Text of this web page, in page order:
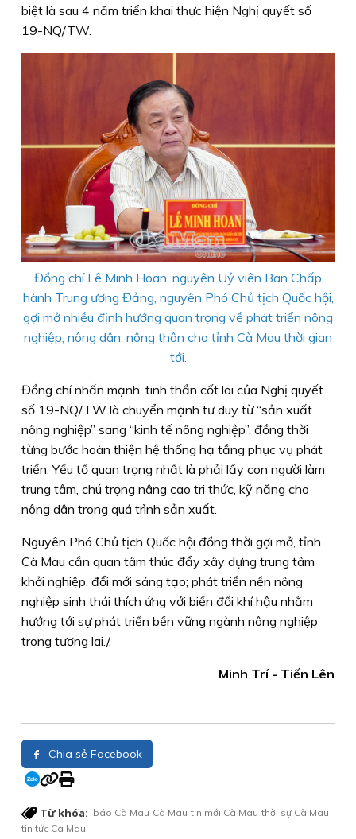
biệt là sau 4 năm triển khai thực hiện Nghị quyết số
19-NQ/TW.
Đồng chí Lê Minh Hoan, nguyên Uỷ viên Ban Chấp
hành Trung ương Đảng, nguyên Phó Chủ tịch Quốc hội,
gợi mở nhiều định hướng quan trọng về phát triển nông
nghiệp, nông dân, nông thôn cho tỉnh Cà Mau thời gian
tới.
Đồng chí nhấn mạnh, tinh thần cốt lõi của Nghị quyết
số 19-NQ/TW là chuyển mạnh tư duy từ “sản xuất
nông nghiệp” sang “kinh tế nông nghiệp”, đồng thời
từng bước hoàn thiện hệ thống hạ tầng phục vụ phát
triển. Yếu tố quan trọng nhất là phải lấy con người làm
trung tâm, chú trọng nâng cao tri thức, kỹ năng cho
nông dân trong quá trình sản xuất.
Nguyên Phó Chủ tịch Quốc hội đồng thời gợi mở, tỉnh
Cà Mau cần quan tâm thúc đẩy xây dựng trung tâm
khởi nghiệp, đổi mới sáng tạo; phát triển nền nông
nghiệp sinh thái thích ứng với biến đổi khí hậu nhằm
hướng tới sự phát triển bền vững ngành nông nghiệp
trong tương lai./.
Minh Trí - Tiến Lên
Chia sẻ Facebook
Từ khóa: báo Cà Mau Cà Mau tin mới Cà Mau thời sự Cà Mau
tin tức Cà Mau